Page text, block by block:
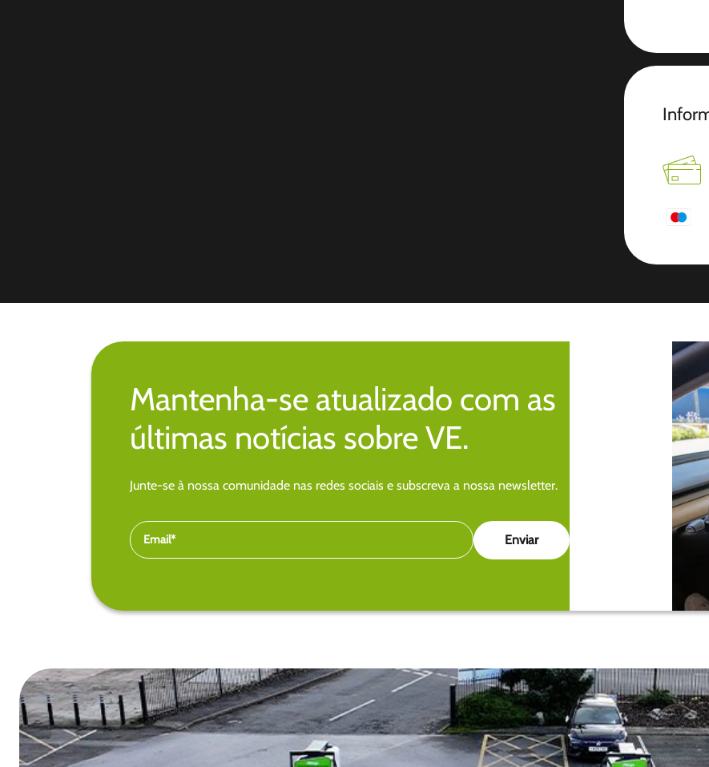
Mantenha-se atualizado com as
últimas notícias sobre VE.
Junte-se à nossa comunidade nas redes sociais e subscreva a nossa newsletter.